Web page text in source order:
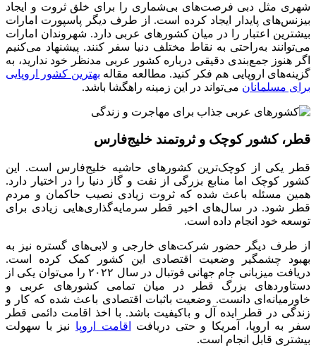
شهری مثل دبی فرصت‌های بی‌شماری را برای خلق ثروت و ایجاد
بیزنس‌های پایدار ایجاد کرده است. از طرف دیگر پاسپورت امارات
بیشترین اعتبار را در میان کشورهای عربی دارد. شهروندان امارات
می‌توانند به‌راحتی به نقاط مختلف دنیا سفر کنند. پیشنهاد می‌کنیم
اگر هنوز جمع‌بندی دقیقی درباره کشور عربی مدنظر خود ندارید، به
گزینه‌های اروپایی هم ‌فکر کنید. مطالعه مقاله بهترین کشور اروپایی
برای مسلمانان می‌تواند در این زمینه راهگشا باشد.
قطر، کشور کوچک و ثروتمند خلیج‌فارس
قطر یکی از کوچک‌ترین کشورهای حاشیه خلیج‌فارس است. این
کشور کوچک اما منابع بزرگی از نفت و گاز دنیا را در اختیار دارد.
همین مسئله باعث شده که ثروت زیادی نصیب حاکمان و مردم
قطر شود. در سال‌های اخیر قطر سرمایه‌گذاری‌هایی زیادی برای
توسعه خود انجام داده است.
از طرف دیگر حضور شرکت‌های خارجی و لابی‌های گستره نیز به
بهبود چشمگیر وضعیت اقتصادی این کشور کمک کرده است.
دریافت میزبانی جام جهانی فوتبال در سال ۲۰۲۲ را می‌توان یکی از
دستاوردهای بزرگ قطر در میان تمامی کشورهای عربی و
خاورمیانه‌ای دانست. وضعیت باثبات اقتصادی باعث شده که کار و
زندگی در قطر ایده آل و باکیفیت باشد. با اخذ اقامت دائمی قطر
سفر به اروپا، آمریکا و حتی دریافت
اقامت اروپا نیز با سهولت
بیشتری قابل انجام است.